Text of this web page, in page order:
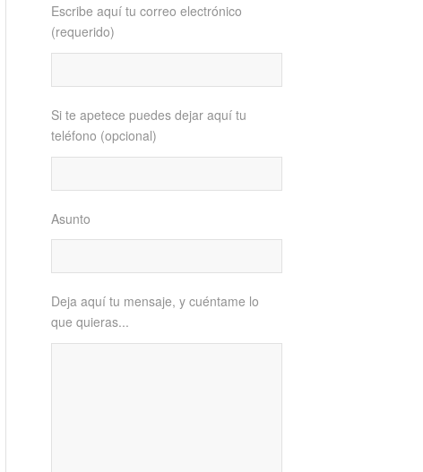
Escribe aquí tu correo electrónico
(requerido)
Si te apetece puedes dejar aquí tu
teléfono (opcional)
Asunto
Deja aquí tu mensaje, y cuéntame lo
que quieras...